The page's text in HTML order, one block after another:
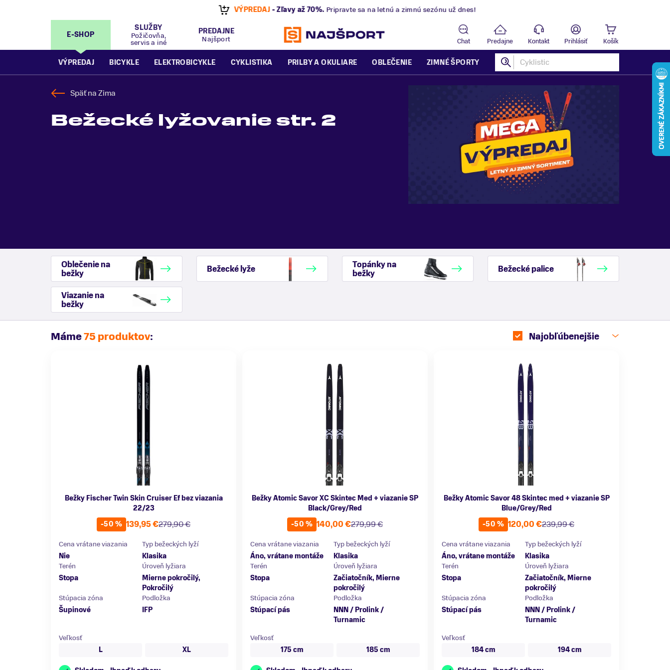
Pripravte sa na letnú a zimnú sezónu už dnes!
E-SHOP
SLUŽBY
Požičovňa,
servis a iné
PREDAJNE
Najšport
Chat Predajne Kontakt Prihlásiť Košík
VÝPREDAJ BICYKLE ELEKTROBICYKLE CYKLISTIKA PRILBY A OKULIARE OBLEČENIE ZIMNÉ ŠPORTY
Späť naZima
Bežecké lyžovanie str. 2
Oblečenie na
bežky
Bežecké lyže
Topánky na
bežky
Bežecké palice
Viazanie na
bežky
Máme75 produktov: Najobľúbenejšie
Bežky Fischer Twin Skin Cruiser Ef bez viazania
22/23
-50 %
279,90 €
139,95 €
Cena vrátane viazania
Nie
Typ bežeckých lyží
Klasika
Terén
Stopa
Úroveň lyžiara
Mierne pokročilý,
Pokročilý
Stúpacia zóna
Šupinové
Podložka
IFP
Veľkosť
L
XL
Bežky Atomic Savor XC Skintec Med + viazanie SP
Black/Grey/Red
-50 %
279,99 €
140,00 €
Cena vrátane viazania
Áno, vrátane montáže
Typ bežeckých lyží
Klasika
Terén
Stopa
Úroveň lyžiara
Začiatočník, Mierne
pokročilý
Stúpacia zóna
Stúpací pás
Podložka
NNN / Prolink /
Turnamic
Veľkosť
175 cm
185 cm
Bežky Atomic Savor 48 Skintec med + viazanie SP
Blue/Grey/Red
-50 %
239,99 €
120,00 €
Cena vrátane viazania
Áno, vrátane montáže
Typ bežeckých lyží
Klasika
Terén
Stopa
Úroveň lyžiara
Začiatočník, Mierne
pokročilý
Stúpacia zóna
Stúpací pás
Podložka
NNN / Prolink /
Turnamic
Veľkosť
184 cm
194 cm